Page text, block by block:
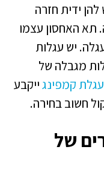
ידית חזרה
תא האחסון עצמו
יש עגלות
מגבלה של
עגלת קמפינגייקבע
חשוב בחירה.
של